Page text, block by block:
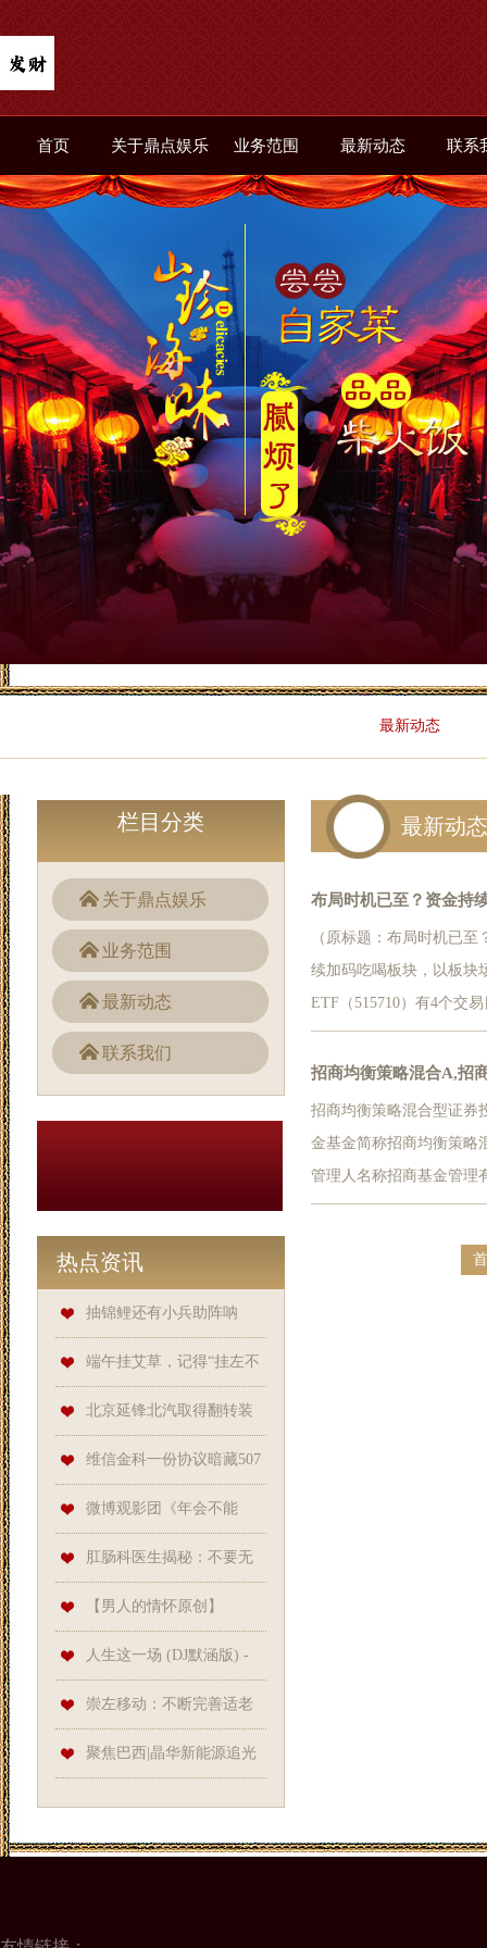
首页 关于鼎点娱乐 业务范围 最新动态 联系
最新动态
栏目分类
关于鼎点娱乐
业务范围
最新动态
联系我们
热点资讯
抽锦鲤还有小兵助阵呐
喊？整活直播拿到第一？率土
你真搞了波大的_虎符_玩家_游
戏
端午挂艾草，记得“挂左不
挂右”，如何区分左右？千万别
搞错了
北京延锋北汽取得翻转装
配框架专利，避免人工搬运节
拍浪费
维信金科一份协议暗藏507
份“子合同”, 贷款用途竟可“随
机”默认
微博观影团《年会不能
停！》北京首映免费抢票
肛肠科医生揭秘：不要无
脑乱吃减肥益生菌
【男人的情怀原创】
【flash音画欣赏18】转轴音画
——江南情
人生这一场 (DJ默涵版) -
红蔷薇//Lrc同步歌词音乐
崇左移动：不断完善适老
化信息服务助力弥合数字鸿沟
聚焦巴西|晶华新能源追光
最新动态
布局时机已至？资金持
板块利好频现
（原标题：布局时机已
续加码吃喝板块，以板块
ETF（515710）有4个交
额更是超过1800万元。
前板块配置价值或较为突
招商均衡策略混合A,招
金合同生效公告
招商均衡策略混合型证券
金基金简称招商均衡策略
管理人名称招商基金管理
《公开募集证券投资基金
均衡策略混合型证券投